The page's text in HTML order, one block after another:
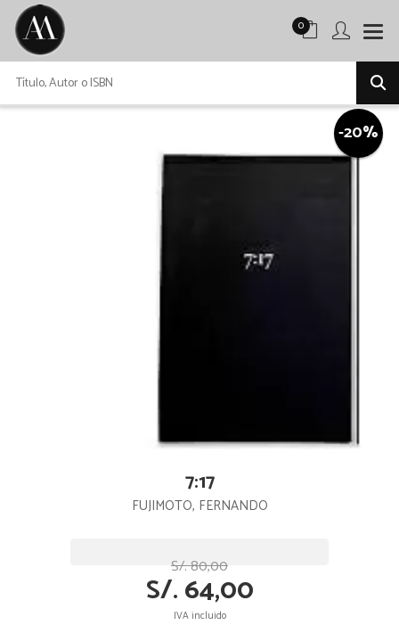
0
-20%
7:17
FUJIMOTO, FERNANDO
S/. 80,00
S/. 64,00
IVA incluido